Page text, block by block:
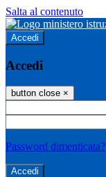
Salta al contenuto
Accedi
Accedi
button close ×
Password dimenticata?